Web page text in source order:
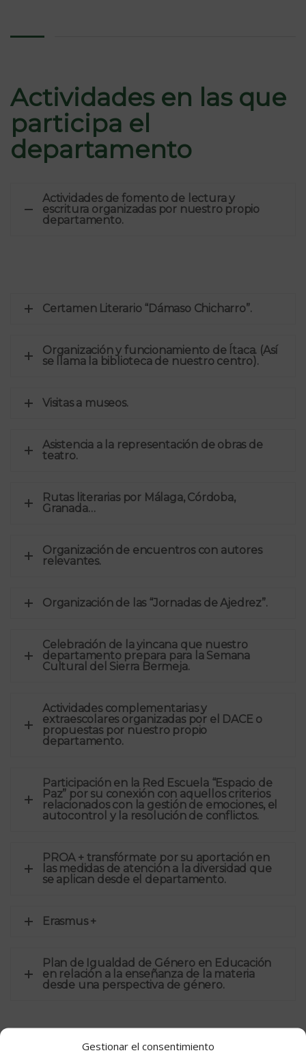
Gestionar el consentimiento
Actividades en las que
participa el
departamento
Actividades de fomento de lectura y
escritura organizadas por nuestro propio
departamento.
Certamen Literario “Dámaso Chicharro”.
Organización y funcionamiento de Ítaca. (Así
se llama la biblioteca de nuestro centro).
Visitas a museos.
Asistencia a la representación de obras de
teatro.
Rutas literarias por Málaga, Córdoba,
Granada…
Organización de encuentros con autores
relevantes.
Organización de las “Jornadas de Ajedrez”.
Celebración de la yincana que nuestro
departamento prepara para la Semana
Cultural del Sierra Bermeja.
Actividades complementarias y
extraescolares organizadas por el DACE o
propuestas por nuestro propio
departamento.
Participación en la Red Escuela “Espacio de
Paz” por su conexión con aquellos criterios
relacionados con la gestión de emociones, el
autocontrol y la resolución de conflictos.
PROA + transfórmate por su aportación en
las medidas de atención a la diversidad que
se aplican desde el departamento.
Erasmus +
Plan de Igualdad de Género en Educación
en relación a la enseñanza de la materia
desde una perspectiva de género.